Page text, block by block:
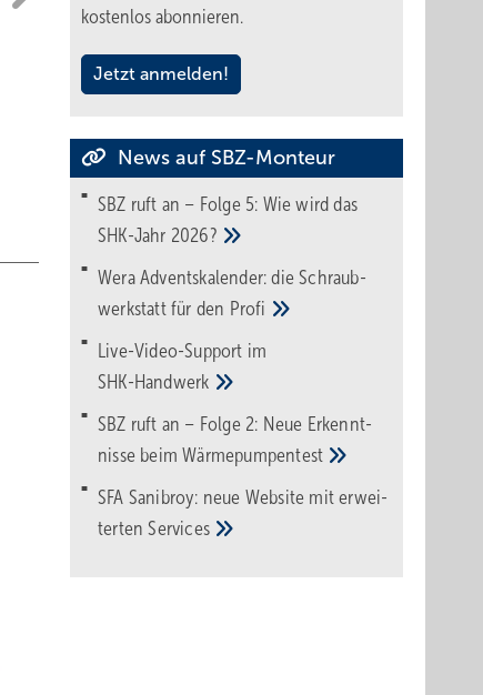
kostenlos abonnieren.
Jetzt anmelden!
News auf SBZ-Monteur
SBZ ruft an – Folge 5: Wie wird das
SHK-Jahr 2026?
Wera Adventskalender: die Schraub­
werk­statt für den Pro­fi
Live-Video-Support im
SHK-Handwerk
SBZ ruft an – Folge 2: Neue Erkennt­
nisse beimWärme­pumpen­test
SFA Sanibroy: neue Web­site mit erwei­
tertenServices